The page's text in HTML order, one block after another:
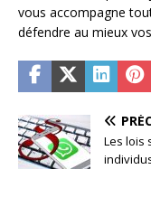
vous accompagne
défendre au mieux
Les lois